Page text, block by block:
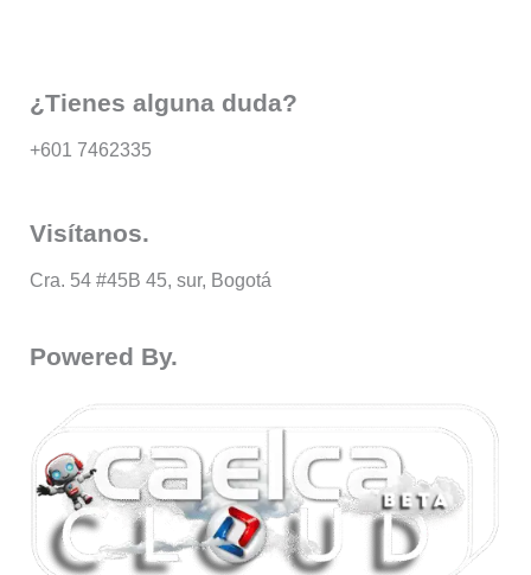
¿Tienes alguna duda?
+601 7462335
Visítanos.
Cra. 54 #45B 45, sur, Bogotá
Powered By.